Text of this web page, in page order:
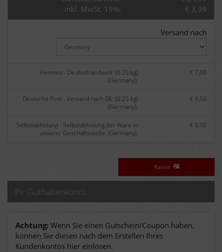
inkl. MwSt. 19%:
€ 3,99
Versand nach
Hermes - Deutschlandweit: (0.25 kg)
(Germany):
€ 7,00
Deutsche Post - Versand nach DE: (0.25 kg)
(Germany):
€ 9,50
Selbstabholung - Selbstabholung der Ware in
unserer Geschäftsstelle. (Germany):
€ 0,00
Kasse
Ihr Guthabenkonto
Achtung: Wenn Sie einen Gutschein/Coupon haben,
können Sie diesen nach dem Erstellen Ihres
Kundenkontos hier einlösen.